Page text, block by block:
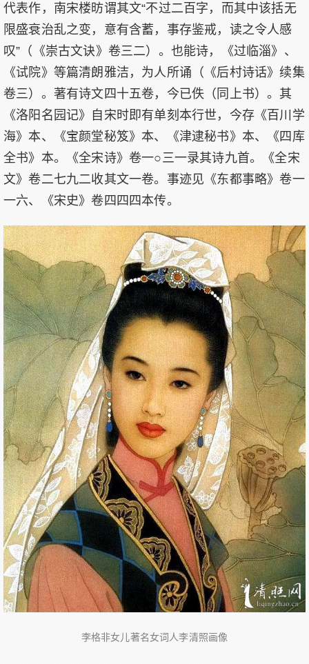
代表作，南宋楼昉谓其文“不过二百字，而其中该括无
限盛衰治乱之变，意有含蓄，事存鉴戒，读之令人感
叹”（《崇古文诀》卷三二）。也能诗，《过临淄》、
《试院》等篇清朗雅洁，为人所诵（《后村诗话》续集
卷三）。著有诗文四十五卷，今已佚（同上书）。其
《洛阳名园记》自宋时即有单刻本行世，今存《百川学
海》本、《宝颜堂秘笈》本、《津逮秘书》本、《四库
全书》本。《全宋诗》卷一○三一录其诗九首。《全宋
文》卷二七九二收其文一卷。事迹见《东都事略》卷一
一六、《宋史》卷四四四本传。
李格非女儿著名女词人李清照画像